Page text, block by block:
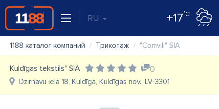
RU +17°C
1188 каталог компаний Трикотаж "Comvill" SIA
"Kuldīgas tekstils" SIA 0
Dzirnavu iela 18, Kuldīga, Kuldīgas nov., LV-3301